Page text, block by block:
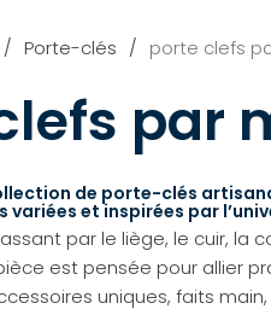
Porte-clés porte clefs
par
de porte-clés
variées et inspirées par
par le liège, le cuir, la
est pensée pour allier
uniques, faits